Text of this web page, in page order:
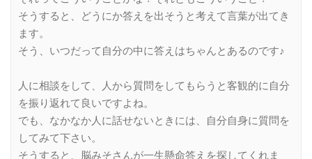
そうすると、どうにか答えを出そうと考えて言葉が出てき
ます。
そう、いつだって自分の中に答えはちゃんとあるのです♪
人に相談をして、人から質問をしてもらうと客観的に自分
を振り返れて良いですよね。
でも、なかなか人に話せないときには、自分自身に質問を
してみて下さい。
そうすると、脳みそさんが一生懸命答えを探してくれま